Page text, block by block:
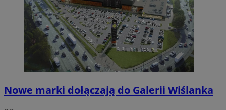
Nowe marki dołączają do Galerii Wiślanka